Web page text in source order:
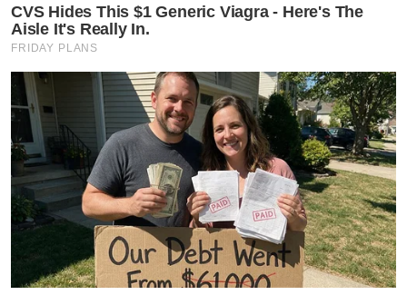
CVS Hides This $1 Generic Viagra - Here's The
Aisle It's Really In.
FRIDAY PLANS